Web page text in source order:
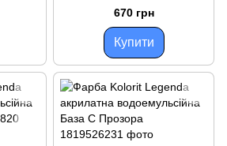
біла
670 грн
Купити